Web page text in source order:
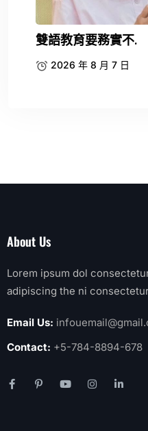
雙語教育要務實不.
2026 年 8 月 7 日
About Us
Lorem ipsum dol
adipiscing the ni
Email Us:
Contact: +5-784-8894-678